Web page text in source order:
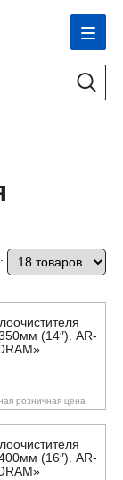
(14″). AR-
розничная цена
(16″). AR-